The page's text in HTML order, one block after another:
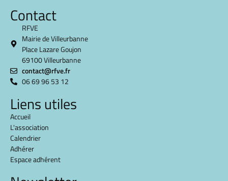
Contact
RFVE
Mairie de Villeurbanne
Place Lazare Goujon
69100 Villeurbanne
contact@rfve.fr
06 69 96 53 12
Liens utiles
Accueil
L'association
Calendrier
Adhérer
Espace adhérent